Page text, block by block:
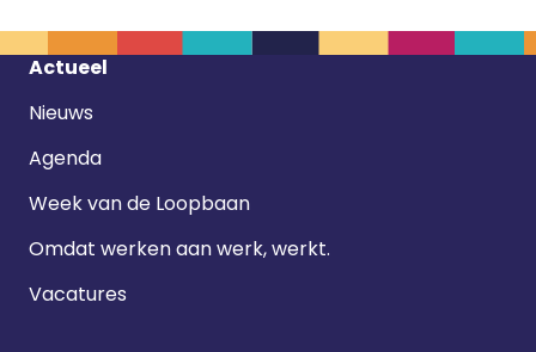
Footer
Actueel
Nieuws
Agenda
Week van de Loopbaan
Omdat werken aan werk, werkt.
Vacatures